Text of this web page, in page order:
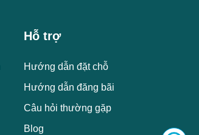
Hỗ trợ
Hướng dẫn đặt chỗ
Hướng dẫn đăng bãi
Câu hỏi thường gặp
Blog